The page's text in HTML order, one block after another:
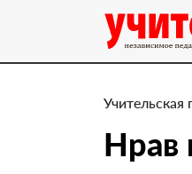
Учительская
​Нрав